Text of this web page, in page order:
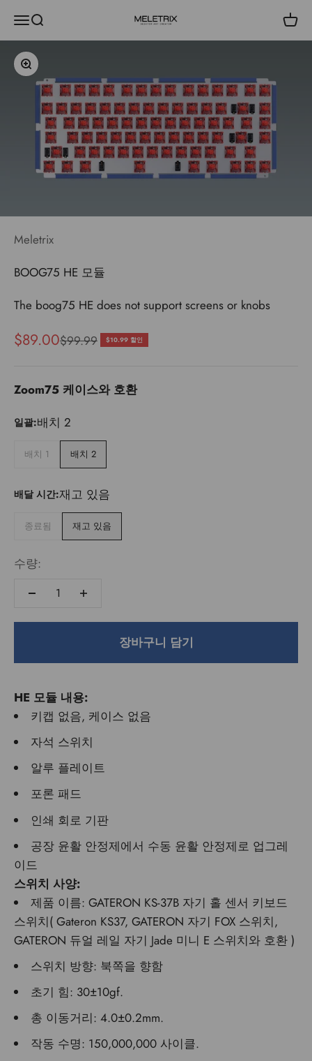
메뉴검색 Meletrix 장바
확대/축소
Meletrix
BOOG75 HE 모듈
The boog75 HE does not support screens or knobs
할인 가격
$89.00정상 가격
$99.99 $10.99 할인
Zoom75 케이스와 호환
일괄:배치 2
배치 1 배치 2
배달 시간:재고 있음
종료됨 재고 있음
수량:
장바구니 담기
HE 모듈 내용:
키캡 없음, 케이스 없음
자석 스위치
알루 플레이트
포론 패드
인쇄 회로 기판
공장 윤활 안정제에서 수동 윤활 안정제로 업그레
이드
스위치 사양:
제품 이름: GATERON KS-37B 자기 홀 센서 키보드
스위치( Gateron KS37, GATERON 자기 FOX 스위치,
GATERON 듀얼 레일 자기 Jade 미니 E 스위치와 호환 )
스위치 방향: 북쪽을 향함
초기 힘: 30±10gf.
총 이동거리: 4.0±0.2mm.
작동 수명: 150,000,000 사이클.